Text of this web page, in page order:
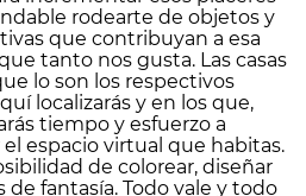
rodearte de objetos y
que contribuyan a esa
tanto nos gusta. Las casas
lo son los respectivos
localizarás y en los que,
tiempo y esfuerzo a
espacio virtual que habitas.
de colorear, diseñar
de fantasía. Todo vale y todo